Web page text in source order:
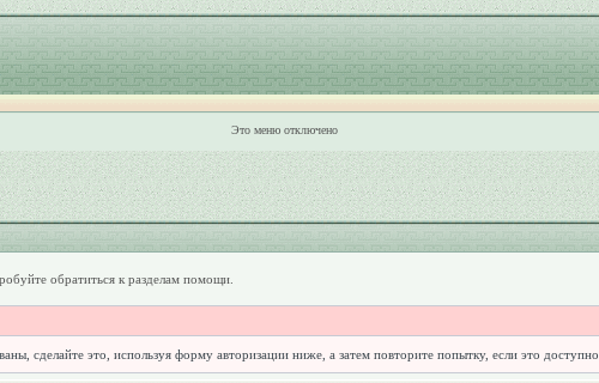
Это меню отключено
обратиться к разделам помощи.
сделайте это, используя форму авторизации ниже, а затем повторите попытку, если это доступно.